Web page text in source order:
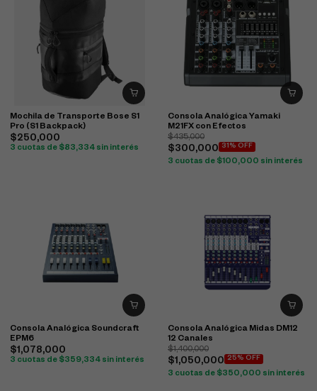
Mochila de Transporte Bose S1
Pro (S1 Backpack)
$250,000
3 cuotas de $83,334 sin interés
Consola Analógica Yamaki
M21FX con Efectos
$435,000
$300,000 31% OFF
3 cuotas de $100,000 sin interés
Consola Analógica Soundcraft
EPM6
$1,078,000
3 cuotas de $359,334 sin interés
Consola Analógica Midas DM12
12 Canales
$1,400,000
$1,050,000 25% OFF
3 cuotas de $350,000 sin interés